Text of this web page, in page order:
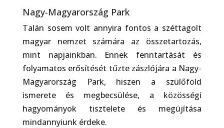
Nagy-Magyarország Park
Talán sosem volt annyira fontos a széttagolt
magyar nemzet számára az összetartozás,
mint napjainkban. Ennek fenntartását és
folyamatos erősítését tűzte zászlójára a Nagy-
Magyarország Park, hiszen a szülőföld
ismerete és megbecsülése, a közösségi
hagyományok tisztelete és megújítása
mindannyiunk érdeke.